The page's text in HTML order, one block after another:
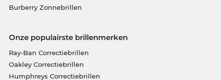
Burberry Zonnebrillen
Onze populairste brillenmerken
Ray-Ban Correctiebrillen
Oakley Correctiebrillen
Humphreys Correctiebrillen